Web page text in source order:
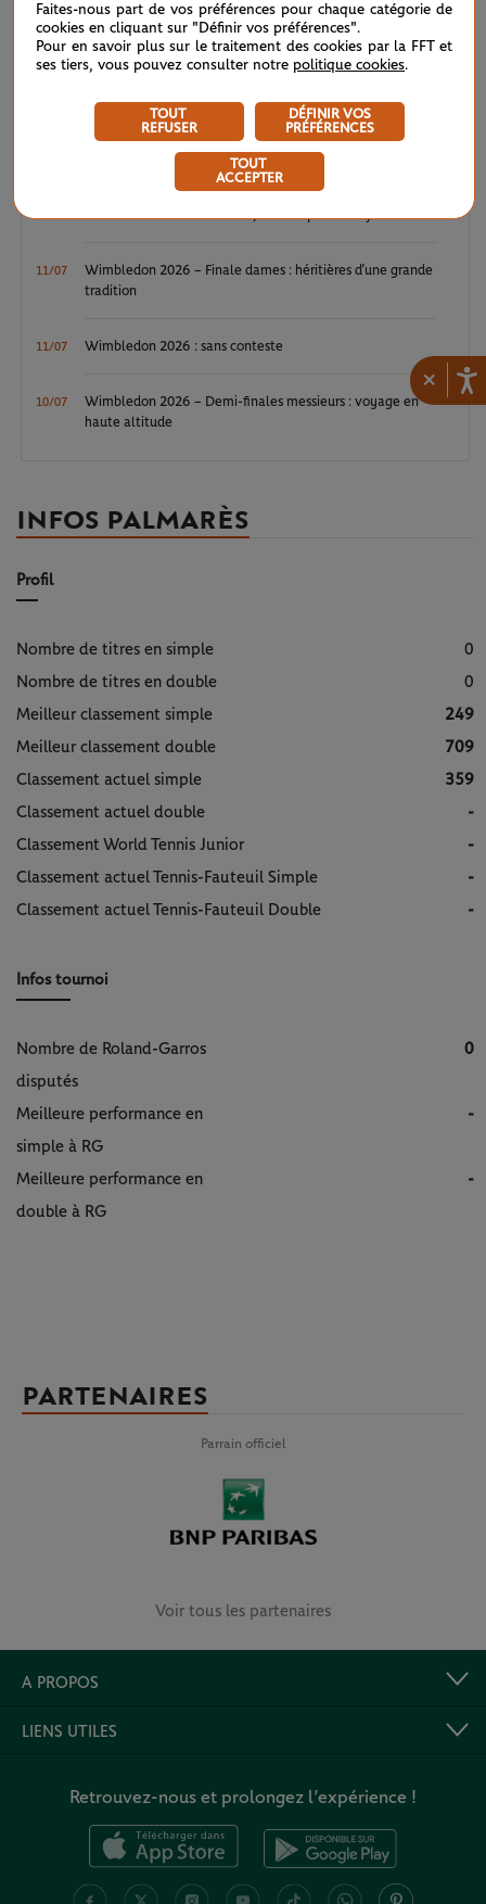
×
20/07 ATP / WTA : se souvenir des belles choses
Wimbledon 2026 – Finale messieurs : écrire un peu plus
11/07
Wimbledon 2026 – Finale dames : héritières d’une grande
tradition
11/07 Wimbledon 2026 : sans conteste
10/07
Wimbledon 2026 – Demi-finales messieurs : voyage en
haute altitude
INFOS PALMARÈS
Profil
Nombre de titres en simple
0
Nombre de titres en double
0
Meilleur classement simple
249
Meilleur classement double
709
Classement actuel simple
359
Classement actuel double
-
Classement World Tennis Junior
-
Classement actuel Tennis-Fauteuil Simple
-
Classement actuel Tennis-Fauteuil Double
-
Infos tournoi
Nombre de Roland-Garros
disputés
0
Meilleure performance en
simple à RG
-
Meilleure performance en
double à RG
-
PARTENAIRES
Parrain officiel
Voir tous les partenaires
A PROPOS
LIENS UTILES
Retrouvez-nous et prolongez l’expérience !
Faites-nous part de vos préférences pour chaque catégorie de
cookies en cliquant sur "Définir vos préférences".
Pour en savoir plus sur le traitement des cookies par la FFT et
ses tiers, vous pouvez consulter notre politique cookies.
TOUT
REFUSER
DÉFINIR VOS
PRÉFÉRENCES
TOUT
ACCEPTER